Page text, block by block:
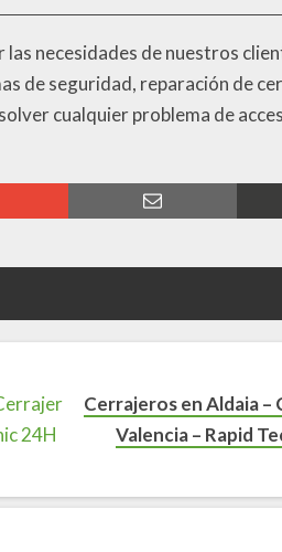
necesidades de nuestros
de seguridad, reparación de
cualquier problema de
Cerrajeros en Aldaia –
Valencia – Rapid